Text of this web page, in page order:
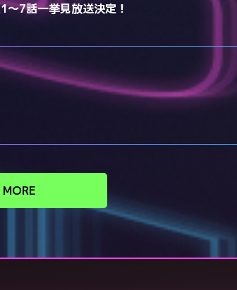
～7話一挙見放送決定！
MORE